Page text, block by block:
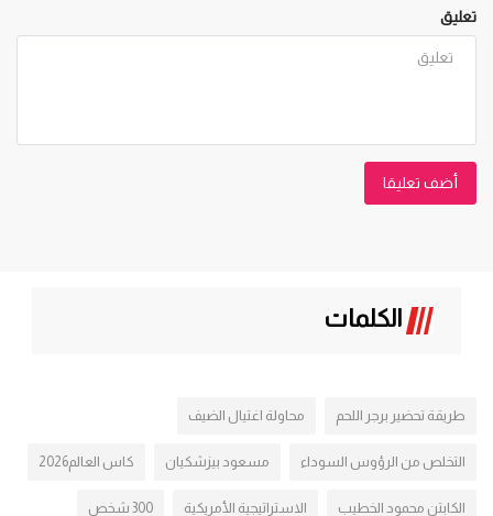
تعليق
أضف تعليقا
الكلمات
طريقة تحضير برجر اللحم محاولة اغتيال الضيف
التخلص من الرؤوس السوداء مسعود بيزشكيان كاس العالم2026
الكابتن محمود الخطيب الاستراتيجية الأمريكية 300 شخص